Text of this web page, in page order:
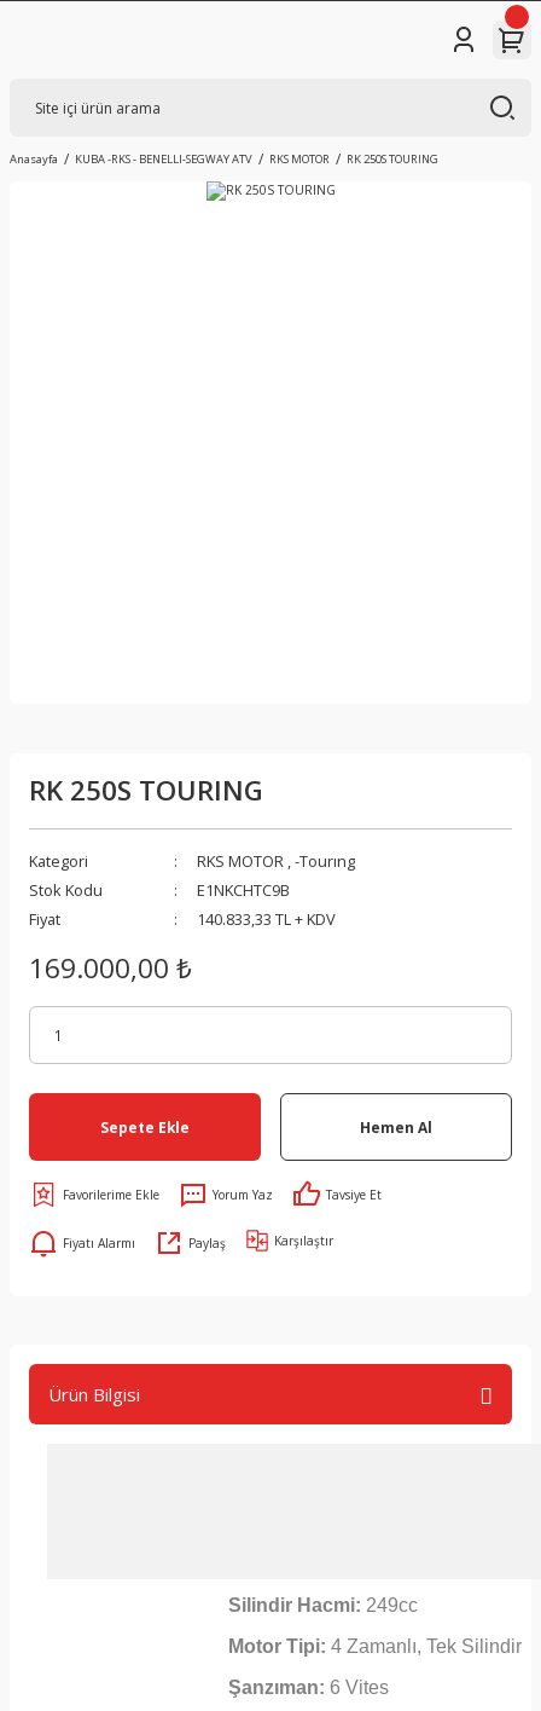
Anasayfa KUBA -RKS - BENELLI-SEGWAY ATV RKS MOTOR RK 250S TOURING
RK 250S TOURING
Kategori RKS MOTOR ,-Tourıng
Stok Kodu
E1NKCHTC9B
Fiyat
140.833,33 TL + KDV
169.000,00 ₺
Sepete Ekle Hemen Al
Yorum Yaz Tavsiye Et
Fiyatı Alarmı Paylaş Karşılaştır
Ürün Bilgisi
Silindir Hacmi: 249cc
Motor Tipi: 4 Zamanlı, Tek Silindir
Şanzıman: 6 Vites